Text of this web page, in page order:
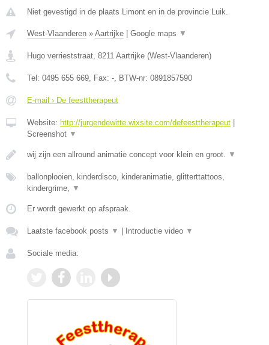
Niet gevestigd in de plaats Limont en in de provincie Luik.
West-Vlaanderen » Aartrijke | Google maps ▼
Hugo verrieststraat 8211 Aartrijke (West-Vlaanderen)
Tel: 0495 655 669 , Fax: - , BTW-nr: 0891857590
E-mail › De feesttherapeut
Website: http://jurgendewitte.wixsite.com/defeesttherapeut |
Screenshot ▼
wij zijn een allround animatie concept voor klein en groot. ▼
ballonplooien, kinderdisco, kinderanimatie, glitterttattoos,
kindergrime,
▼
Er wordt gewerkt op afspraak.
Laatste facebook posts ▼ | Introductie video ▼
Sociale media: